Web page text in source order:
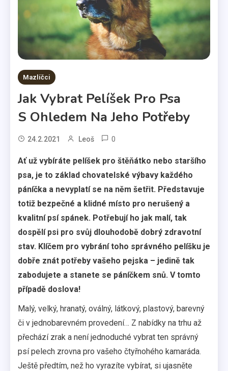
Mazlíčci
Jak Vybrat Pelíšek Pro Psa
S Ohledem Na Jeho Potřeby
24.2.2021 Leoš 0
Ať už vybíráte pelíšek pro štěňátko nebo staršího
psa, je to základ chovatelské výbavy každého
páníčka a nevyplatí se na něm šetřit. Představuje
totiž bezpečné a klidné místo pro nerušený a
kvalitní psí spánek. Potřebují ho jak malí, tak
dospělí psi pro svůj dlouhodobě dobrý zdravotní
stav. Klíčem pro vybrání toho správného pelíšku je
dobře znát potřeby vašeho pejska – jedině tak
zabodujete a stanete se páníčkem snů. V tomto
případě doslova!
Malý, velký, hranatý, oválný, látkový, plastový, barevný
či v jednobarevném provedení… Z nabídky na trhu až
přechází zrak a není jednoduché vybrat ten správný
psí pelech zrovna pro vašeho čtyřnohého kamaráda.
Ještě předtím, než ho vyrazíte vybírat, si ujasněte